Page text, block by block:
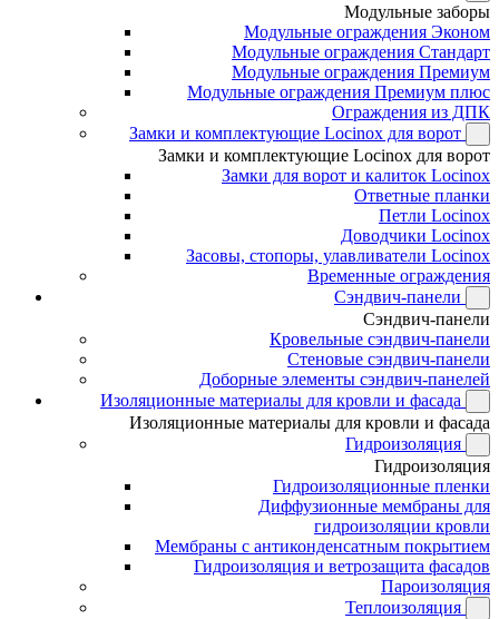
Модульные заборы
Модульные ограждения Эконом
Модульные ограждения Стандарт
Модульные ограждения Премиум
Модульные ограждения Премиум плюс
Ограждения из ДПК
Замки и комплектующие Locinox для ворот
Замки и комплектующие Locinox для ворот
Замки для ворот и калиток Locinox
Ответные планки
Петли Locinox
Доводчики Locinox
Засовы, стопоры, улавливатели Locinox
Временные ограждения
Сэндвич-панели
Сэндвич-панели
Кровельные сэндвич-панели
Стеновые сэндвич-панели
Доборные элементы сэндвич-панелей
Изоляционные материалы для кровли и фасада
Изоляционные материалы для кровли и фасада
Гидроизоляция
Гидроизоляция
Гидроизоляционные пленки
Диффузионные мембраны для
гидроизоляции кровли
Мембраны с антиконденсатным покрытием
Гидроизоляция и ветрозащита фасадов
Пароизоляция
Теплоизоляция